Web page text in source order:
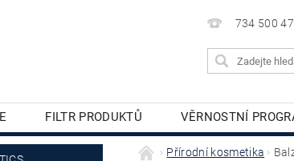
734 500
FILTR PRODUKTŮ VĚRNOSTNÍ
PLEŤOVÁ KOSMETIKA TĚLOVÁ KOSMETIKA
Přírodní kosmetika